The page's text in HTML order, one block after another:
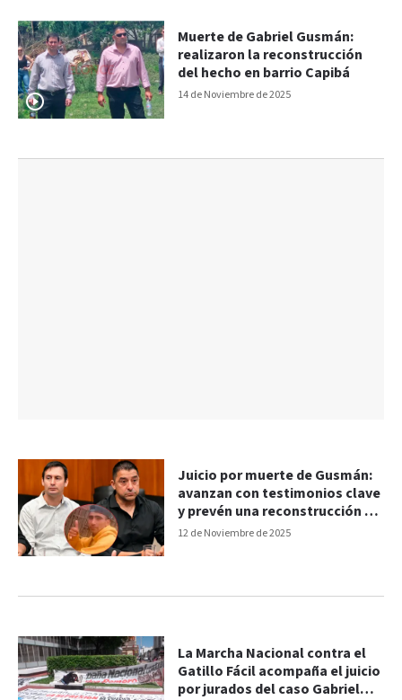
14 de Noviembre de 2025
Muerte de Gabriel Gusmán:
realizaron la reconstrucción
del hecho en barrio Capibá
12 de Noviembre de 2025
Juicio por muerte de Gusmán:
avanzan con testimonios clave
y prevén una reconstrucción de
los hechos
La Marcha Nacional contra el
Gatillo Fácil acompaña el juicio
por jurados del caso Gabriel